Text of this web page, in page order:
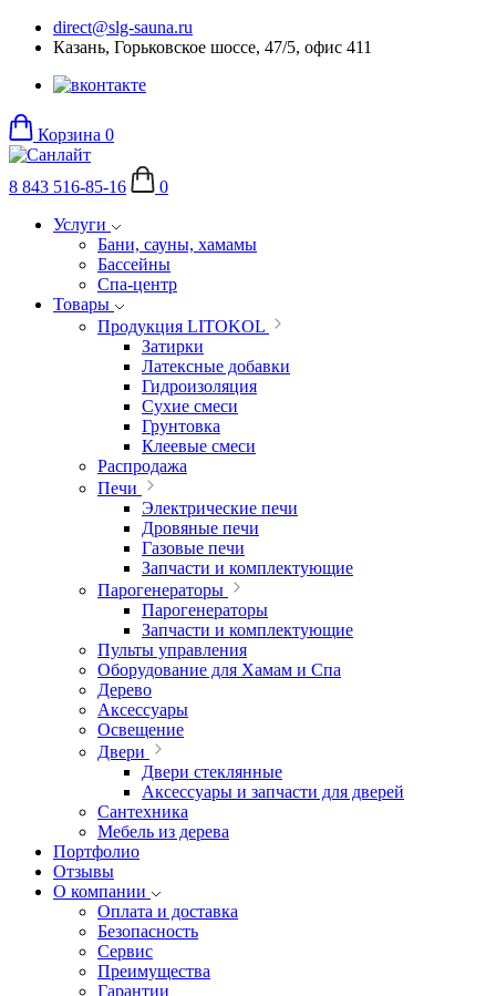
direct@slg-sauna.ru
Казань, Горьковское шоссе, 47/5, офис 411
Корзина 0
8 843 516-85-16
0
Услуги
Бани, сауны, хамамы
Бассейны
Спа-центр
Товары
Продукция LITOKOL
Затирки
Латексные добавки
Гидроизоляция
Сухие смеси
Грунтовка
Клеевые смеси
Распродажа
Печи
Электрические печи
Дровяные печи
Газовые печи
Запчасти и комплектующие
Парогенераторы
Парогенераторы
Запчасти и комплектующие
Пульты управления
Оборудование для Хамам и Спа
Дерево
Аксессуары
Освещение
Двери
Двери стеклянные
Аксессуары и запчасти для дверей
Сантехника
Мебель из дерева
Портфолио
Отзывы
О компании
Оплата и доставка
Безопасность
Сервис
Преимущества
Гарантии